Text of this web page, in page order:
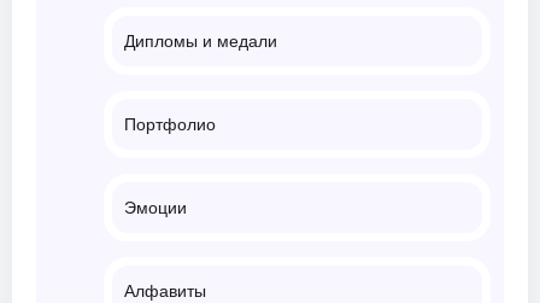
Дипломы и медали
Портфолио
Эмоции
Алфавиты